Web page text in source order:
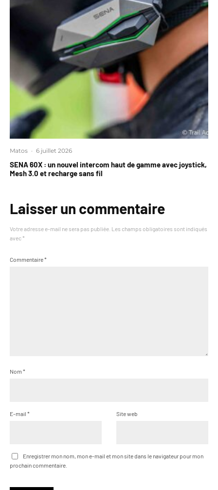
Matos · 6 juillet 2026
SENA 60X : un nouvel intercom haut de gamme avec joystick,
Mesh 3.0 et recharge sans fil
Laisser un commentaire
Votre adresse e-mail ne sera pas publiée. Les champs obligatoires sont indiqués
avec *
Commentaire*
Nom *
E-mail * Site web
Enregistrer mon nom, mon e-mail et mon site dans le navigateur pour mon
prochain commentaire.